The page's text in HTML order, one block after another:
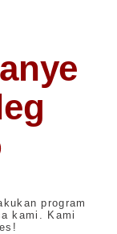
program
kami. Kami